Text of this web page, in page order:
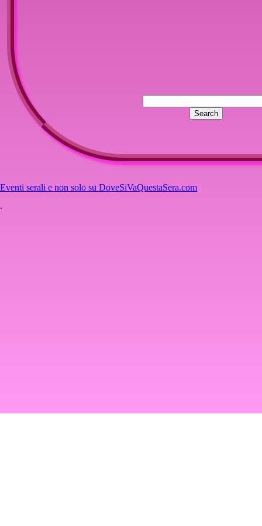
Eventi serali e non solo su DoveSiVaQuestaSera.com
.